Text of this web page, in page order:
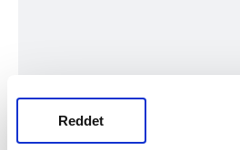
Reddet